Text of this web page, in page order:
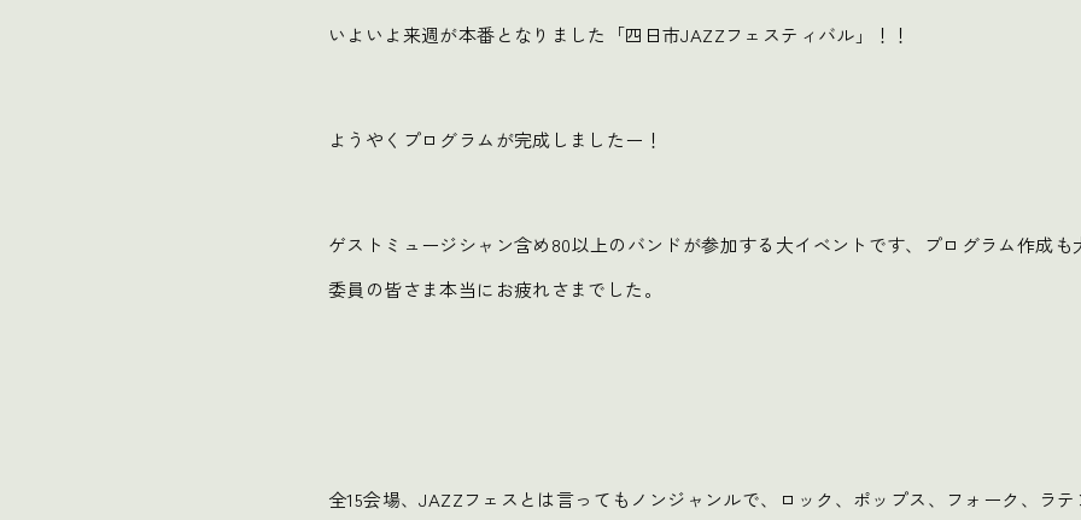
いよいよ来週が本番となりました「四日市JAZZフェスティバル」！！
ようやくプログラムが完成しましたー！
ゲストミュージシャン含め80以上のバンドが参加する大イベントです、プログラム作成も
委員の皆さま本当にお疲れさまでした。
全15会場、JAZZフェスとは言ってもノンジャンルで、ロック、ポップス、フォーク、ラテ